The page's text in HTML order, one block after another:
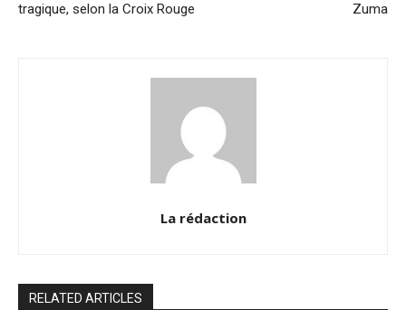
tragique, selon la Croix Rouge
Zuma
La rédaction
RELATED ARTICLES